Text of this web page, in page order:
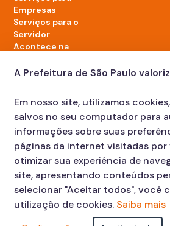
Empresas
Serviços para o
Servidor
Acontece na
LinkedIn da Prefeitura de São Paulo
TikTok da Prefeitura de São Paulo
YouTube da Prefeitura de São
X da Prefeitura de São
Instagram da
Facebook da
Diário
Atendimento: Faça sua
A Prefeitura de São Paulo
Em nosso site, utilizamos
salvos no seu computador para
informações sobre suas
páginas da internet visitadas por
otimizar sua experiência de
site, apresentando conteúdos
selecionar "Aceitar todos", você
utilização de cookies. Saiba mais